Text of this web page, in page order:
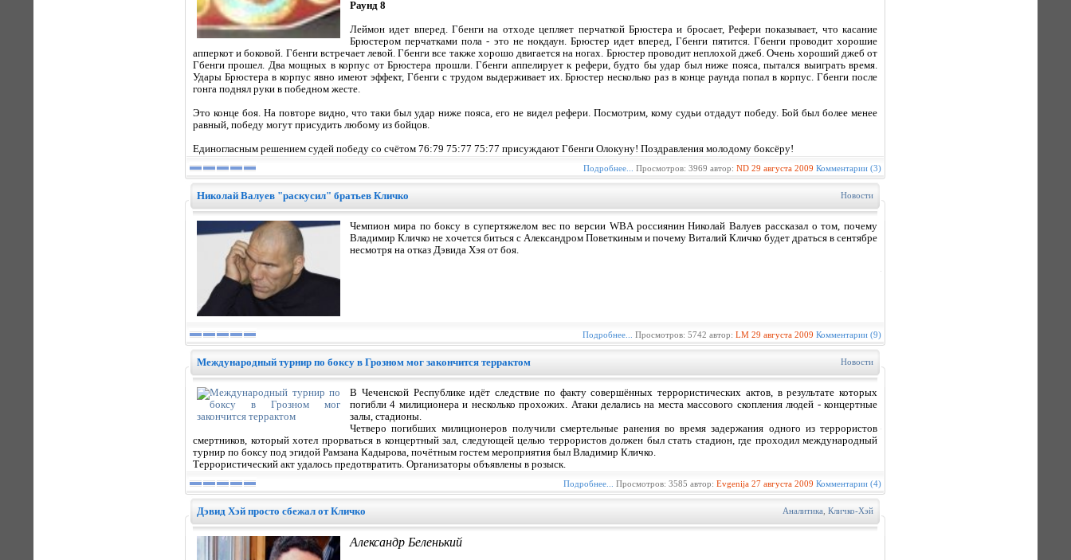
Раунд 8
Леймон идет вперед. Гбенги на отходе цепляет перчаткой Брюстера и бросает, Рефери показывает, что касание
Брюстером перчатками пола - это не нокдаун. Брюстер идет вперед, Гбенги пятится. Гбенги проводит хорошие
апперкот и боковой. Гбенги встречает левой. Гбенги все также хорошо двигается на ногах. Брюстер проводит неплохой джеб. Очень хороший джеб от
Гбенги прошел. Два мощных в корпус от Брюстера прошли. Гбенги аппелирует к рефери, будто бы удар был ниже пояса, пытался выиграть время.
Удары Брюстера в корпус явно имеют эффект, Гбенги с трудом выдерживает их. Брюстер несколько раз в конце раунда попал в корпус. Гбенги после
гонга поднял руки в победном жесте.
Это конце боя. На повторе видно, что таки был удар ниже пояса, его не видел рефери. Посмотрим, кому судьи отдадут победу. Бой был более менее
равный, победу могут присудить любому из бойцов.
Единогласным решением судей победу со счётом 76:79 75:77 75:77 присуждают Гбенги Олокуну! Поздравления молодому боксёру!
Подробнее... Просмотров: 3969 автор: ND 29 августа 2009 Комментарии (3)
Николай Валуев "раскусил" братьев Кличко Новости
Чемпион мира по боксу в супертяжелом вес по версии WBA россиянин Николай Валуев рассказал о том, почему
Владимир Кличко не хочется биться с Александром Поветкиным и почему Виталий Кличко будет драться в сентябре
несмотря на отказ Дэвида Хэя от боя.
Подробнее... Просмотров: 5742 автор: LM 29 августа 2009 Комментарии (9)
Международный турнир по боксу в Грозном мог закончится террактом Новости
В Чеченской Республике идёт следствие по факту совершённых террористических актов, в результате которых
погибли 4 милиционера и несколько прохожих. Атаки делались на места массового скопления людей - концертные
залы, стадионы.
Четверо погибших милиционеров получили смертельные ранения во время задержания одного из террористов
смертников, который хотел прорваться в концертный зал, следующей целью террористов должен был стать стадион, где проходил международный
турнир по боксу под эгидой Рамзана Кадырова, почётным гостем мероприятия был Владимир Кличко.
Террористический акт удалось предотвратить. Организаторы объявлены в розыск.
Подробнее... Просмотров: 3585 автор: Evgenija 27 августа 2009 Комментарии (4)
Дэвид Хэй просто сбежал от Кличко Аналитика Кличко-Хэй
Александр Беленький